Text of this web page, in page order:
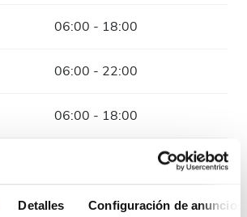
Detalles Configuración de anuncios
06:00 - 18:00
06:00 - 22:00
06:00 - 18:00
06:00 - 18:00